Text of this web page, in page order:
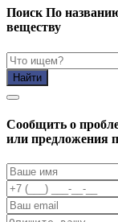
Поиск По
веществу
Найти
Cообщить о
или предложения